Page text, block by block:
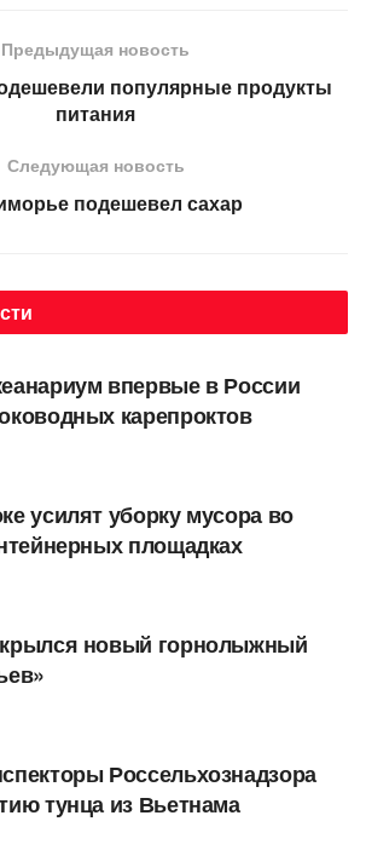
Предыдущая новость
популярные продукты
питания
Следующая новость
подешевел сахар
впервые в России
карепроктов
усилят уборку мусора во
площадках
новый горнолыжный
Россельхознадзора
тунца из Вьетнама